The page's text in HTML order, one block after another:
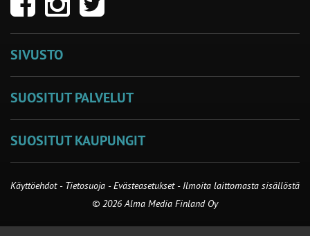
SIVUSTO
SUOSITUT PALVELUT
SUOSITUT KAUPUNGIT
Käyttöehdot - Tietosuoja -Evästeasetukset- Ilmoita laittomasta sisällöstä
© 2026 Alma Media Finland Oy